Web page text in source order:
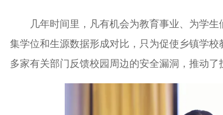
几年时间里，凡有机会为教育事业、为学生
集学位和生源数据形成对比，只为促使乡镇学
多家有关部门反馈校园周边的安全漏洞，推动